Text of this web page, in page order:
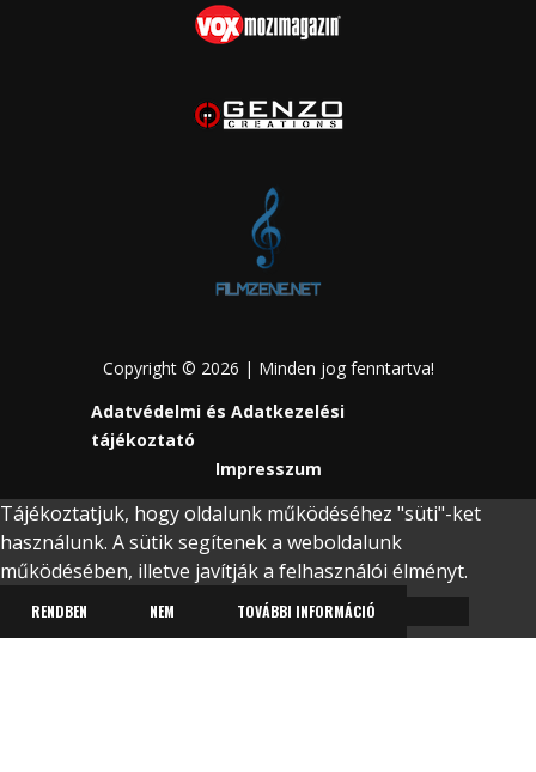
Copyright © 2026 | Minden jog fenntartva!
Adatvédelmi és Adatkezelési
tájékoztató
Impresszum
Tájékoztatjuk, hogy oldalunk működéséhez "süti"-ket
használunk. A sütik segítenek a weboldalunk
működésében, illetve javítják a felhasználói élményt.
RENDBEN NEM TOVÁBBI INFORMÁCIÓ